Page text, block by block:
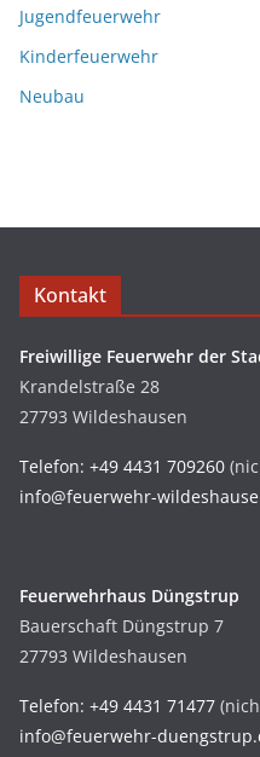
Jugendfeuerwehr
Kinderfeuerwehr
Neubau
Kontakt
Freiwillige Feuerwehr der
Krandelstraße 28
27793 Wildeshausen
Telefon: +49 4431 709260
info@feuerwehr-
Feuerwehrhaus Düngstrup
Bauerschaft Düngstrup 7
27793 Wildeshausen
Telefon: +49 4431 71477
info@feuerwehr-